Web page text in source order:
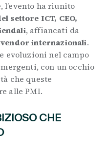
l’evento ha riunito
settore ICT, CEO,
, affiancati da
internazionali.
evoluzioni nel campo
con un occhio
che queste
alle PMI.
CHE